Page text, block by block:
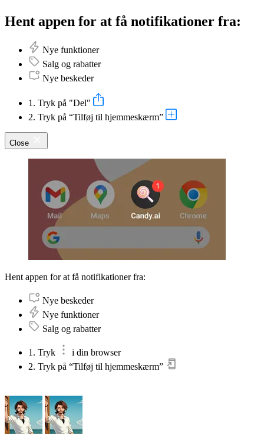
Hent appen for at få notifikationer fra:
Nye funktioner
Salg og rabatter
Nye beskeder
1. Tryk på "Del"
2. Tryk på “Tilføj til hjemmeskærm”
Close
Hent appen for at få notifikationer fra:
Nye beskeder
Nye funktioner
Salg og rabatter
1. Tryk
i din browser
2. Tryk på “Tilføj til hjemmeskærm”